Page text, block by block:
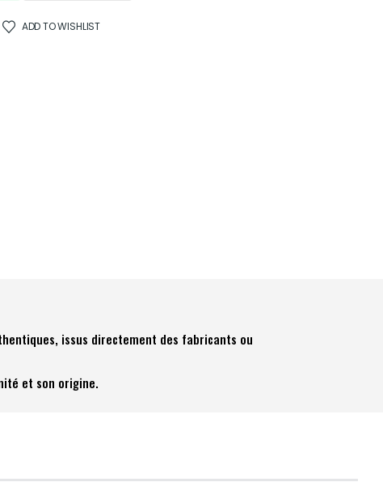
ADD TO WISHLIST
issus directement des fabricants ou
et son origine.